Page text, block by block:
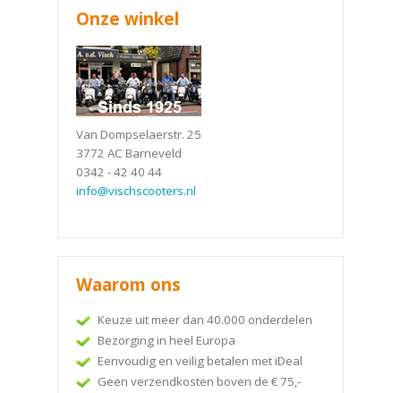
Onze winkel
Van Dompselaerstr. 25
3772 AC Barneveld
0342 - 42 40 44
info@vischscooters.nl
Waarom ons
Keuze uit meer dan 40.000 onderdelen
Bezorging in heel Europa
Eenvoudig en veilig betalen met iDeal
Geen verzendkosten boven de € 75,-